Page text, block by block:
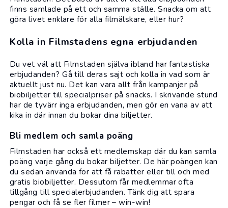
finns samlade på ett och samma ställe. Snacka om att
göra livet enklare för alla filmälskare, eller hur?
Kolla in Filmstadens egna erbjudanden
Du vet väl att Filmstaden själva ibland har fantastiska
erbjudanden? Gå till deras sajt och kolla in vad som är
aktuellt just nu. Det kan vara allt från kampanjer på
biobiljetter till specialpriser på snacks. I skrivande stund
har de tyvärr inga erbjudanden, men gör en vana av att
kika in där innan du bokar dina biljetter.
Bli medlem och samla poäng
Filmstaden har också ett medlemskap där du kan samla
poäng varje gång du bokar biljetter. De här poängen kan
du sedan använda för att få rabatter eller till och med
gratis biobiljetter. Dessutom får medlemmar ofta
tillgång till specialerbjudanden. Tänk dig att spara
pengar och få se fler filmer – win-win!